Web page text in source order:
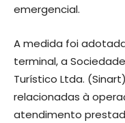
emergencial.
A medida foi
terminal, a
Turístico Ltda.
relacionadas à
atendimento